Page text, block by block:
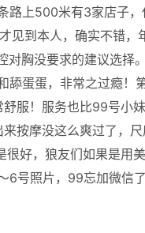
路上500米有3家店子，
见到本人，确实不错，
对胸没要求的建议选择
舔蛋蛋，非常之过瘾！
服！服务也比99号小
按摩没这么爽过了，尺
好，狼友们如果是用
号照片，99忘加微信了